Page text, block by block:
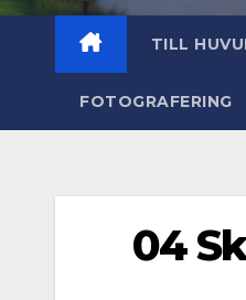
TILL
FOTOGRAFERING
04